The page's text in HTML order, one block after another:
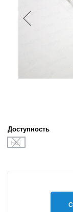
Доступность
НЕТ